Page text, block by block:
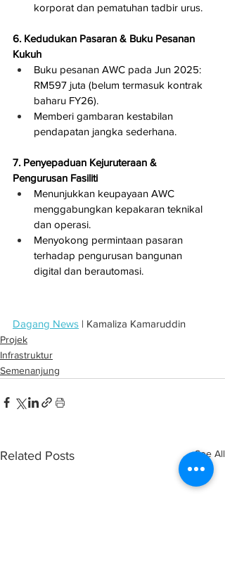
korporat dan pematuhan tadbir urus.
6. Kedudukan Pasaran & Buku Pesanan
Kukuh
Buku pesanan AWC pada Jun 2025:
RM597 juta (belum termasuk kontrak
baharu FY26).
Memberi gambaran kestabilan
pendapatan jangka sederhana.
7. Penyepaduan Kejuruteraan &
Pengurusan Fasiliti
Menunjukkan keupayaan AWC
menggabungkan kepakaran teknikal
dan operasi.
Menyokong permintaan pasaran
terhadap pengurusan bangunan
digital dan berautomasi.
Dagang News | Kamaliza Kamaruddin
Projek
Infrastruktur
Semenanjung
Related Posts See All